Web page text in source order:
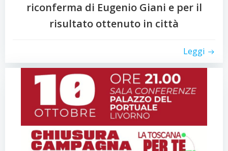
riconferma di Eugenio Giani e per il
risultato ottenuto in città
Leggi